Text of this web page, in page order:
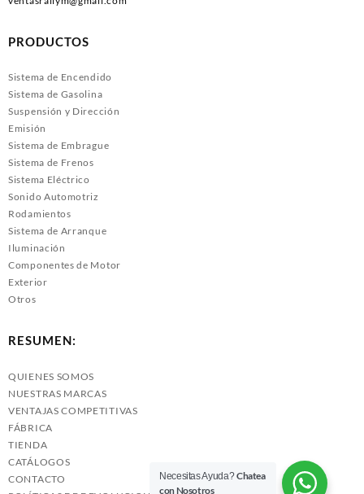
PRODUCTOS
Sistema de Encendido
Sistema de Gasolina
Suspensión y Dirección
Emisión
Sistema de Embrague
Sistema de Frenos
Sistema Eléctrico
Sonido Automotriz
Rodamientos
Sistema de Arranque
Iluminación
Componentes de Motor
Exterior
Otros
RESUMEN:
QUIENES SOMOS
NUESTRAS MARCAS
VENTAJAS COMPETITIVAS
FÁBRICA
TIENDA
CATÁLOGOS
CONTACTO
Necesitas Ayuda?Chatea
con Nosotros